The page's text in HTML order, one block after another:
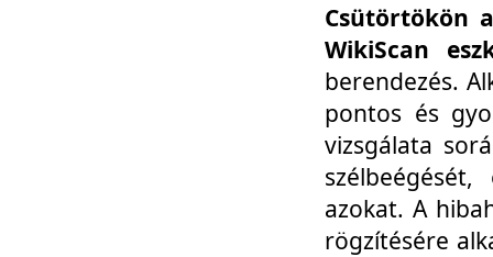
Csütörtökön
WikiScan
berendezés.
pontos és
vizsgálata
azokat. A
rögzítésére